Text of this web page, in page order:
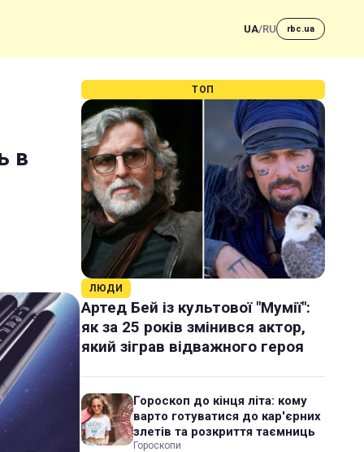
UA/RU rbc.ua
в
ТОП
ЛЮДИ
Артед Бей із культової "Мумії":
як за 25 років змінився актор,
який зіграв відважного героя
Гороскоп до кінця літа: кому
варто готуватися до кар'єрних
злетів та розкриття таємниць
Гороскопи